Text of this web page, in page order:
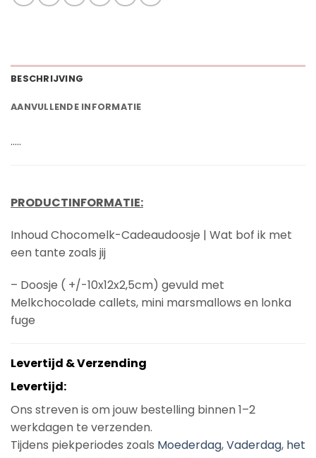
BESCHRIJVING
AANVULLENDE INFORMATIE
…..
PRODUCTINFORMATIE:
Inhoud Chocomelk-Cadeaudoosje | Wat bof ik met
een tante zoals jij
– Doosje ( +/-10x12x2,5cm) gevuld met
Melkchocolade callets, mini marsmallows en lonka
fuge
Levertijd & Verzending
Levertijd:
Ons streven is om jouw bestelling binnen 1–2
werkdagen te verzenden.
Tijdens piekperiodes zoals Moederdag,Vaderdag, het